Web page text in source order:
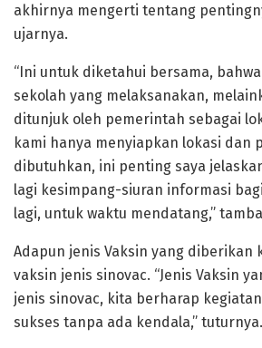
akhirnya mengerti tentang
ujarnya.
“Ini untuk diketahui bersama,
sekolah yang melaksanakan,
ditunjuk oleh pemerintah sebagai
kami hanya menyiapkan lokasi dan
dibutuhkan, ini penting saya
lagi kesimpang-siuran informasi
lagi, untuk waktu mendatang,”
Adapun jenis Vaksin yang diberikan
vaksin jenis sinovac. “Jenis Vaksin
jenis sinovac, kita berharap
sukses tanpa ada kendala,”